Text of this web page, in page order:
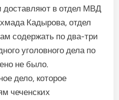
доставляют в отдел МВД
Кадырова, отдел
содержать по два-три
уголовного дела по
не было.
дело, которое
чеченских